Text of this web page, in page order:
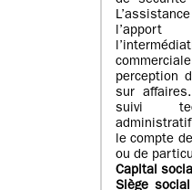
l’apport
perception
sur
suivi
le compte
ou de
Capital
Siège